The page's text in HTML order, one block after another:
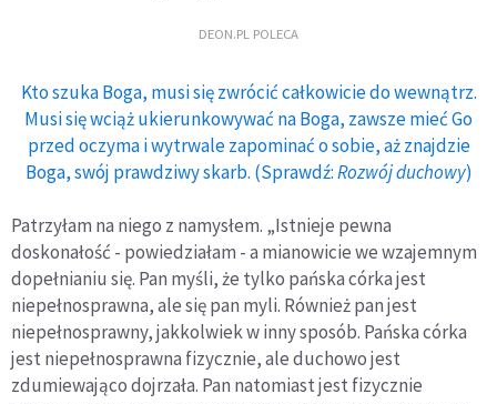
DEON.PL POLECA
Kto szuka Boga, musi się zwrócić całkowicie do wewnątrz.
Musi się wciąż ukierunkowywać na Boga, zawsze mieć Go
przed oczyma i wytrwale zapominać o sobie, aż znajdzie
Boga, swój prawdziwy skarb. (Sprawdź:Rozwój duchowy)
Patrzyłam na niego z namysłem. „Istnieje pewna
doskonałość - powiedziałam - a mianowicie we wzajemnym
dopełnianiu się. Pan myśli, że tylko pańska córka jest
niepełnosprawna, ale się pan myli. Również pan jest
niepełnosprawny, jakkolwiek w inny sposób. Pańska córka
jest niepełnosprawna fizycznie, ale duchowo jest
zdumiewająco dojrzała. Pan natomiast jest fizycznie